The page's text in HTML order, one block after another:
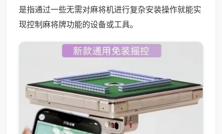
是指通过一些无需对麻将机进行复杂安装操作就能实
现控制麻将牌功能的设备或工具。